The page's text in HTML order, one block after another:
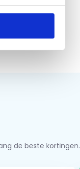
de beste kortingen.